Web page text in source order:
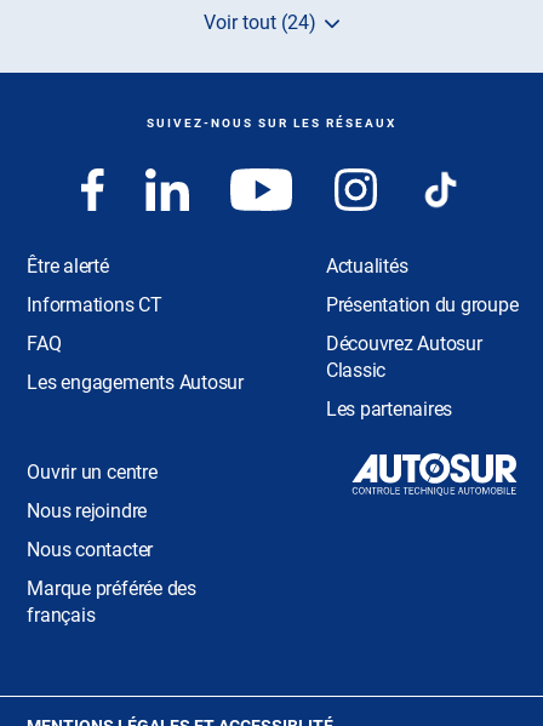
Voir tout (24)
de
de
de
SUIVEZ-NOUS SUR LES RÉSEAUX
Être alerté
Informations CT
FAQ
Les engagements Autosur
Actualités
Présentation du groupe
Découvrez Autosur
Classic
Les partenaires
Ouvrir un centre
Nous rejoindre
Nous contacter
Marque préférée des
français